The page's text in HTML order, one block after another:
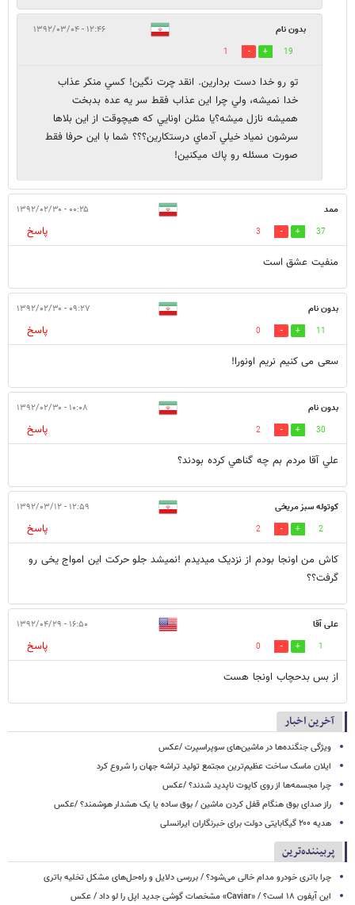
بدون نام ۱۲:۴۶ - ۱۳۹۲/۰۳/۰۴
19
1
تو رو خدا دست بردارين. انقد چرت نگين! كسي منكر عذاب
خدا نميشه، ولي چرا اين عذاب فقط سر يه عده بدبخت
هميشه نازل ميشه؟يا مثلن اونايي كه هيچوقت از اين بلاها
سرشون نمياد خيلي آدماي درستكارين؟؟؟ شما با اين حرفا فقط
صورت مسئله رو پاك ميكنين!
ممد ۰۰:۲۵ - ۱۳۹۲/۰۲/۳۰
37
3
پاسخ
منفیت عشق است
بدون نام ۰۹:۲۷ - ۱۳۹۲/۰۲/۳۰
11
0
پاسخ
سعی می کنیم نریم اونورا!
بدون نام ۱۰:۰۸ - ۱۳۹۲/۰۲/۳۰
30
2
پاسخ
علي آقا مردم بم چه گناهي كرده بودند؟
کوتوله سبز مریخی ۱۲:۵۹ - ۱۳۹۲/۰۳/۱۲
2
2
پاسخ
کاش من اونجا بودم از نزدیک میدیدم !نمیشد جلو حرکت این امواج یخی رو
گرفت؟؟
علی آقا ۱۶:۵۰ - ۱۳۹۲/۰۴/۲۹
1
0
پاسخ
از بس بدحچاب اونجا هست
آخرین اخبار
ویژگی جنگنده‌ها در ماشین‌های سوپراسپرت /عکس
ایلان ماسک ساخت عظیم‌ترین مجتمع تولید تراشه جهان را شروع کرد
چرا مجسمه‌ها از روی کاپوت‌ ناپدید شدند؟ /عکس
راز صدای بوق هنگام قفل کردن ماشین / بوق ساده یا یک هشدار هوشمند؟ /عکس
هدیه ۲۰۰ گیگابایتی دولت برای خبرنگاران ایرانسلی
پربیننده‌ترین
چرا باتری خودرو مدام خالی می‌شود؟ / بررسی دلایل و راه‌حل‌های مشکل تخلیه باتری
این آیفون ۱۸ است؟ / «Caviar» مشخصات گوشی جدید اپل را لو داد / عکس